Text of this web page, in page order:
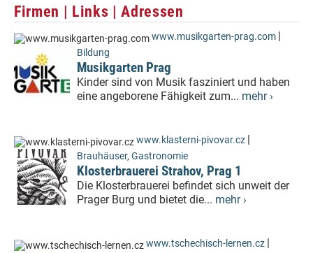
Firmen | Links | Adressen
www.musikgarten-prag.com |
Bildung
Musikgarten Prag
Kinder sind von Musik fasziniert und haben
eine angeborene Fähigkeit zum... mehr ›
www.klasterni-pivovar.cz |
Brauhäuser, Gastronomie
Klosterbrauerei Strahov, Prag 1
Die Klosterbrauerei befindet sich unweit der
Prager Burg und bietet die... mehr ›
www.tschechisch-lernen.cz |